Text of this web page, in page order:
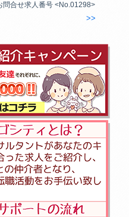
問合せ求人番号 <No.01298>
>>